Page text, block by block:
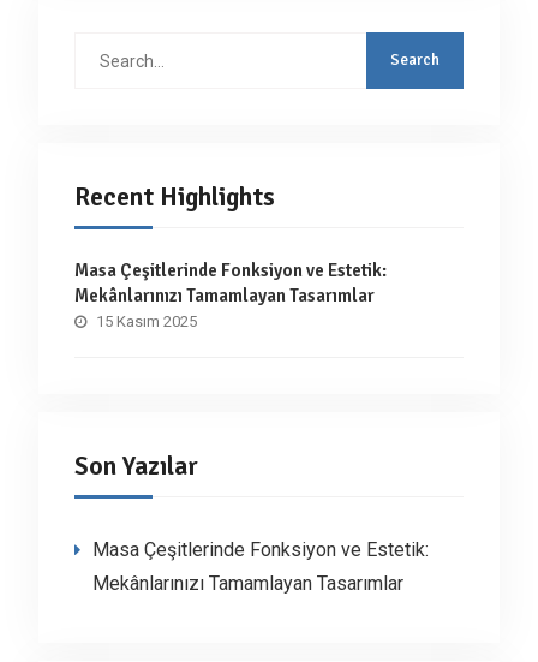
Recent Highlights
Masa Çeşitlerinde Fonksiyon ve Estetik:
Mekânlarınızı Tamamlayan Tasarımlar
15 Kasım 2025
Son Yazılar
Masa Çeşitlerinde Fonksiyon ve Estetik:
Mekânlarınızı Tamamlayan Tasarımlar